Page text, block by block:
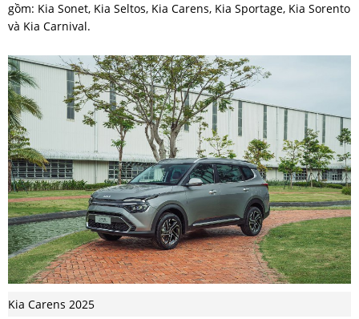
gồm: Kia Sonet, Kia Seltos, Kia Carens, Kia Sportage, Kia Sorento
và Kia Carnival.
Kia Carens 2025